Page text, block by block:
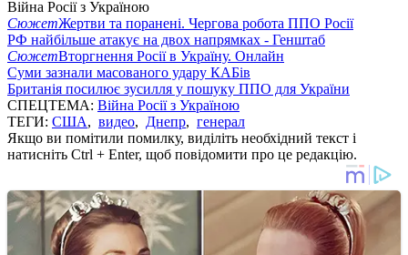
Війна Росії з Україною
СюжетЖертви та поранені. Чергова робота ППО Росії
РФ найбільше атакує на двох напрямках - Генштаб
СюжетВторгнення Росії в Україну. Онлайн
Суми зазнали масованого удару КАБів
Британія посилює зусилля у пошуку ППО для України
СПЕЦТЕМА: Війна Росії з Україною
ТЕГИ: США, видео, Днепр, генерал
Якщо ви помітили помилку, виділіть необхідний текст і
натисніть Ctrl + Enter, щоб повідомити про це редакцію.